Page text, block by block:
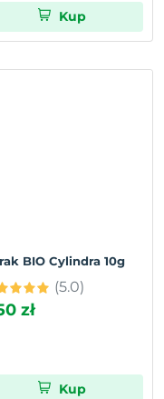
Kup
BIO Cylindra 10g
(5.0)
zł
Kup